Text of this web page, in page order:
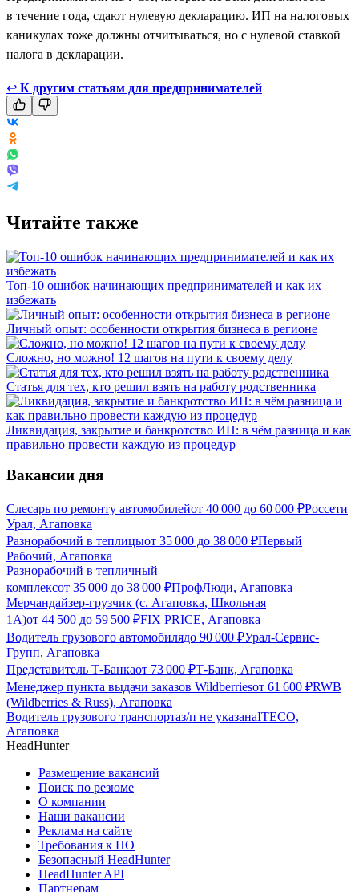
в течение года, сдают нулевую декларацию. ИП на налоговых
каникулах тоже должны отчитываться, но с нулевой ставкой
налога в декларации.
↩ К другим статьям для предпринимателей
Читайте также
Топ-10 ошибок начинающих предпринимателей и как их
избежать
Личный опыт: особенности открытия бизнеса в регионе
Сложно, но можно! 12 шагов на пути к своему делу
Статья для тех, кто решил взять на работу родственника
Ликвидация, закрытие и банкротство ИП: в чём разница и как
правильно провести каждую из процедур
Вакансии дня
Слесарь по ремонту автомобилейот 40 000 до 60 000 ₽Россети
Урал, Агаповка
Разнорабочий в теплицыот 35 000 до 38 000 ₽Первый
Рабочий, Агаповка
Разнорабочий в тепличный
комплексот 35 000 до 38 000 ₽ПрофЛюди, Агаповка
Мерчандайзер-грузчик (с. Агаповка, Школьная
1А)от 44 500 до 59 500 ₽FIX PRICE, Агаповка
Водитель грузового автомобилядо 90 000 ₽Урал-Сервис-
Групп, Агаповка
Представитель Т-Банкаот 73 000 ₽Т-Банк, Агаповка
Менеджер пункта выдачи заказов Wildberriesот 61 600 ₽RWB
(Wildberries & Russ), Агаповка
Водитель грузового транспортаз/п не указанаITECO,
Агаповка
HeadHunter
Размещение вакансий
Поиск по резюме
О компании
Наши вакансии
Реклама на сайте
Требования к ПО
Безопасный HeadHunter
HeadHunter API
Партнерам